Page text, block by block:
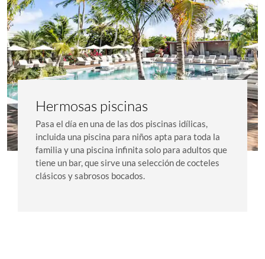
Hermosas piscinas
Pasa el día en una de las dos piscinas idílicas,
incluida una piscina para niños apta para toda la
familia y una piscina infinita solo para adultos que
tiene un bar, que sirve una selección de cocteles
clásicos y sabrosos bocados.